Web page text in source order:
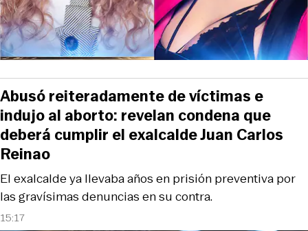
15:17
El exalcalde ya llevaba años en prisión preventiva por
las gravísimas denuncias en su contra.
Abusó reiteradamente de víctimas e
indujo al aborto: revelan condena que
deberá cumplir el exalcalde Juan Carlos
Reinao